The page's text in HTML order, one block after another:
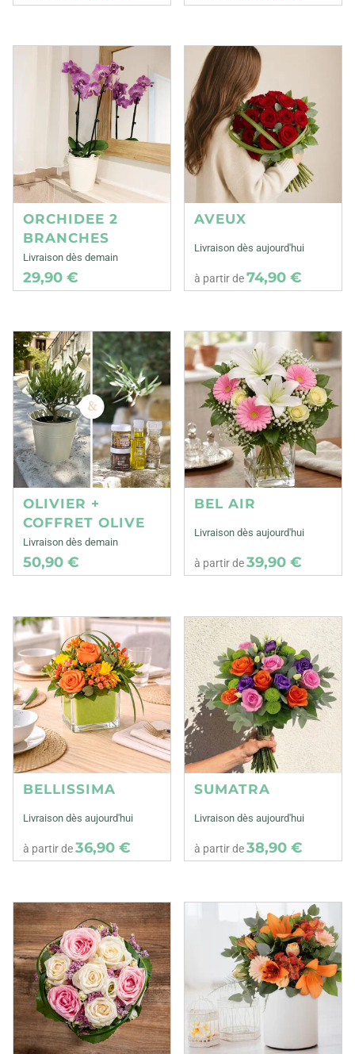
ORCHIDEE 2
BRANCHES
Livraison dès demain
29,90 €
AVEUX
Livraison dès aujourd'hui
à partir de74,90 €
OLIVIER +
COFFRET OLIVE
Livraison dès demain
50,90 €
BEL AIR
Livraison dès aujourd'hui
à partir de39,90 €
BELLISSIMA
Livraison dès aujourd'hui
à partir de36,90 €
SUMATRA
Livraison dès aujourd'hui
à partir de38,90 €